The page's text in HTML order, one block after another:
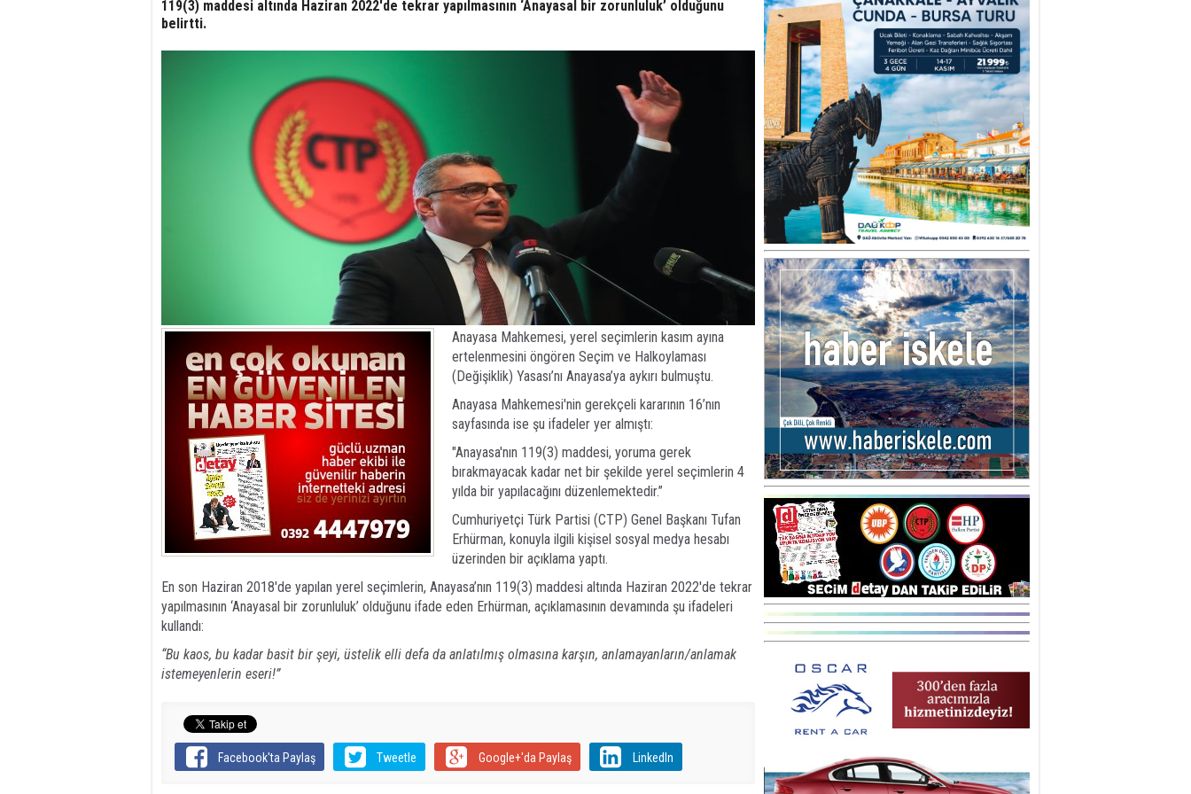
119(3) maddesi altında Haziran 2022'de tekrar yapılmasının ‘Anayasal bir zorunluluk’ olduğunu
belirtti.
Anayasa Mahkemesi, yerel seçimlerin kasım ayına
ertelenmesini öngören Seçim ve Halkoylaması
(Değişiklik) Yasası’nı Anayasa’ya aykırı bulmuştu.
Anayasa Mahkemesi'nin gerekçeli kararının 16’nın
sayfasında ise şu ifadeler yer almıştı:
"Anayasa'nın 119(3) maddesi, yoruma gerek
bırakmayacak kadar net bir şekilde yerel seçimlerin 4
yılda bir yapılacağını düzenlemektedir.”
Cumhuriyetçi Türk Partisi (CTP) Genel Başkanı Tufan
Erhürman, konuyla ilgili kişisel sosyal medya hesabı
üzerinden bir açıklama yaptı.
En son Haziran 2018'de yapılan yerel seçimlerin, Anayasa’nın 119(3) maddesi altında Haziran 2022'de tekrar
yapılmasının ‘Anayasal bir zorunluluk’ olduğunu ifade eden Erhürman, açıklamasının devamında şu ifadeleri
kullandı:
“Bu kaos, bu kadar basit bir şeyi, üstelik elli defa da anlatılmış olmasına karşın, anlamayanların/anlamak
istemeyenlerin eseri!”
Facebook'ta Paylaş Tweetle Google+'da Paylaş LinkedIn